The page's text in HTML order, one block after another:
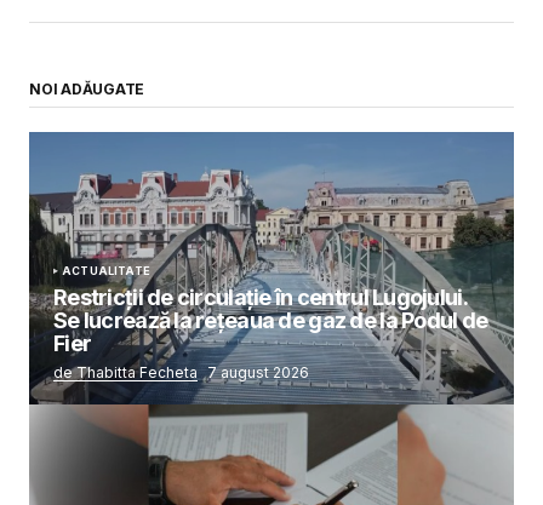
NOI ADĂUGATE
ACTUALITATE
Restricții de circulație în centrul Lugojului.
Se lucrează la rețeaua de gaz de la Podul de
Fier
de Thabitta Fecheta 7 august 2026